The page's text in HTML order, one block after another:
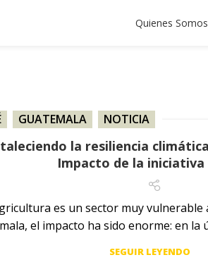
Quienes Somos
GUATEMALA NOTICIA
la resiliencia
Impacto de la iniciativa
es un sector muy vulnerable
el impacto ha sido enorme: en la
SEGUIR LEYENDO